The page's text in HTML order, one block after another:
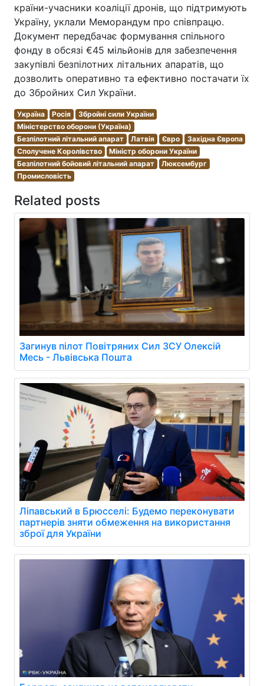
країни-учасники коаліції дронів, що підтримують
Україну, уклали Меморандум про співпрацю.
Документ передбачає формування спільного
фонду в обсязі €45 мільйонів для забезпечення
закупівлі безпілотних літальних апаратів, що
дозволить оперативно та ефективно постачати їх
до Збройних Сил України.
Україна Росія
Збройні сили України
Міністерство оборони (Україна)
Безпілотний літальний апарат
Латвія Євро
Західна Європа
Сполучене Королівство
Міністр оборони України
Безпілотний бойовий літальний апарат
Люксембург
Промисловість
Related posts
Загинув пілот Повітряних Сил ЗСУ Олексій
Месь - Львівська Пошта
Ліпавський в Брюсселі: Будемо переконувати
партнерів зняти обмеження на використання
зброї для України